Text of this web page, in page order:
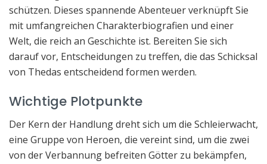
schützen. Dieses spannende Abenteuer verknüpft Sie
mit umfangreichen Charakterbiografien und einer
Welt, die reich an Geschichte ist. Bereiten Sie sich
darauf vor, Entscheidungen zu treffen, die das Schicksal
von Thedas entscheidend formen werden.
Wichtige Plotpunkte
Der Kern der Handlung dreht sich um die Schleierwacht,
eine Gruppe von Heroen, die vereint sind, um die zwei
von der Verbannung befreiten Götter zu bekämpfen,